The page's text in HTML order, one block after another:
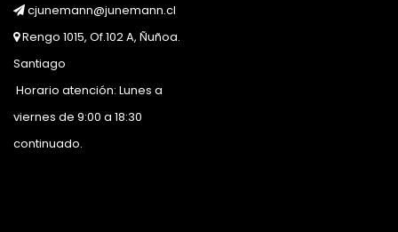
cjunemann@junemann.cl
Rengo 1015, Of.102 A, Ñuñoa.
Santiago
Horario atención: Lunes a
viernes de 9:00 a 18:30
continuado.